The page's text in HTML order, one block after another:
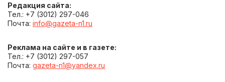
Редакция сайта:
Тел.: +7 (3012) 297-046
Почта: info@gazeta-n1.ru
Реклама на сайте и в газете:
Тел.: +7 (3012) 297-057
Почта: gazeta-n1@yandex.ru